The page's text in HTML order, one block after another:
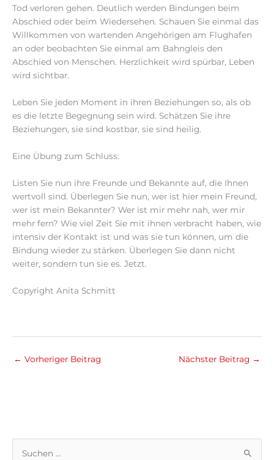
Tod verloren gehen. Deutlich werden Bindungen beim
Abschied oder beim Wiedersehen. Schauen Sie einmal das
Willkommen von wartenden Angehörigen am Flughafen
an oder beobachten Sie einmal am Bahngleis den
Abschied von Menschen. Herzlichkeit wird spürbar, Leben
wird sichtbar.
Leben Sie jeden Moment in ihren Beziehungen so, als ob
es die letzte Begegnung sein wird. Schätzen Sie ihre
Beziehungen, sie sind kostbar, sie sind heilig.
Eine Übung zum Schluss:
Listen Sie nun ihre Freunde und Bekannte auf, die Ihnen
wertvoll sind. Überlegen Sie nun, wer ist hier mein Freund,
wer ist mein Bekannter? Wer ist mir mehr nah, wer mir
mehr fern? Wie viel Zeit Sie mit ihnen verbracht haben, wie
intensiv der Kontakt ist und was sie tun können, um die
Bindung wieder zu stärken. Überlegen Sie dann nicht
weiter, sondern tun sie es. Jetzt.
Copyright Anita Schmitt
← Vorheriger Beitrag Nächster Beitrag →